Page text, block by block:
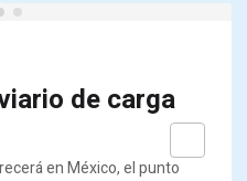
de carga
en México, el punto